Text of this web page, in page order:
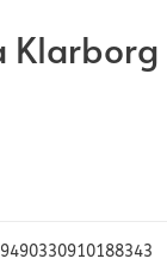
Klarborg